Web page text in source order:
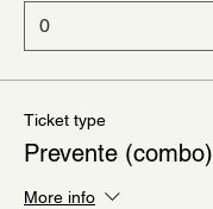
Ticket type
Prevente (combo)
More info